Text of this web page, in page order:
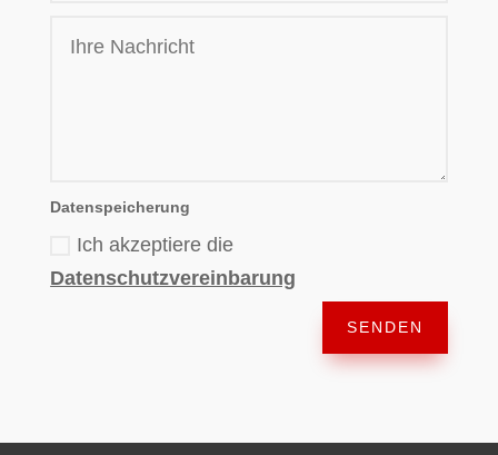
Datenspeicherung
Ich akzeptiere die
Datenschutzvereinbarung
SENDEN